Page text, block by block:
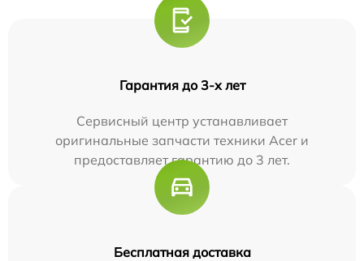
Гарантия до 3-х лет
Сервисный центр устанавливает
оригинальные запчасти техники Acer и
предоставляет гарантию до 3 лет.
Бесплатная доставка